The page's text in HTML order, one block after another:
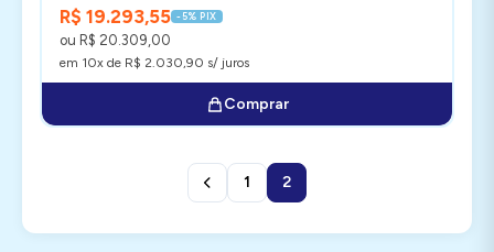
R$ 19.293,55 -5% PIX
ou R$ 20.309,00
em 10x de R$ 2.030,90 s/ juros
Comprar
1 2